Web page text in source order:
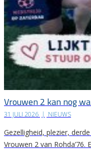
Vrouwen 2 kan nog
31 JULI 2026 | NIEUWS
Gezelligheid, plezier,
Vrouwen 2 van